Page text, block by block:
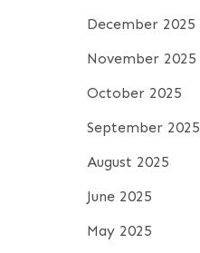
December 2025
November 2025
October 2025
September 2025
August 2025
June 2025
May 2025